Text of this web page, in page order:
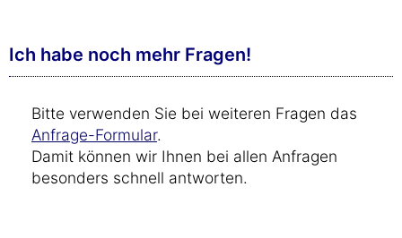
Ich habe noch mehr Fragen!
Bitte verwenden Sie bei weiteren Fragen das
Anfrage-Formular.
Damit können wir Ihnen bei allen Anfragen
besonders schnell antworten.